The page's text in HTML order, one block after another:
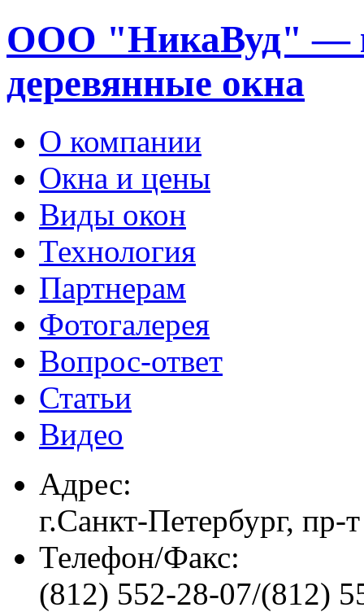
ООО "НикаВуд" —
деревянные окна
О компании
Окна и цены
Виды окон
Технология
Партнерам
Фотогалерея
Вопрос-ответ
Статьи
Видео
Адрес:
г.Санкт-Петербург, пр-
Телефон/Факс:
(812) 552-28-07/(812)